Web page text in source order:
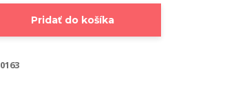
Pridať do košíka
0163